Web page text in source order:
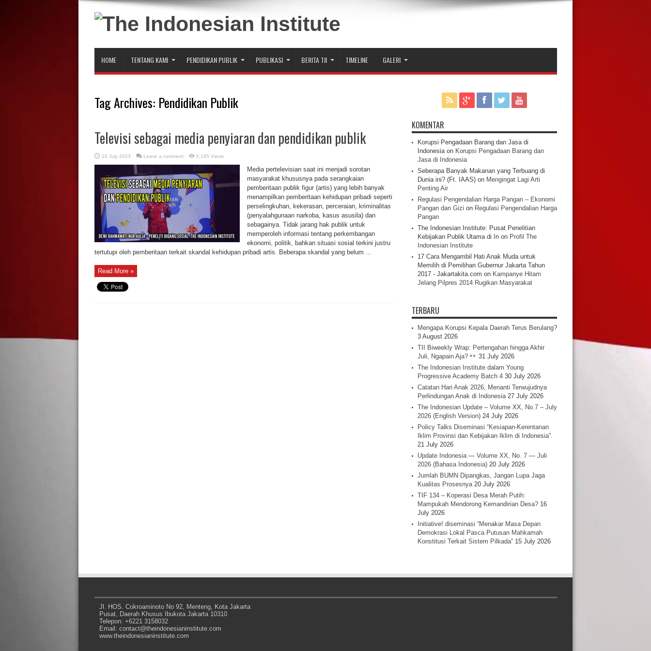
HOME TENTANG KAMI PENDIDIKAN PUBLIK PUBLIKASI BERITA TII TIMELINE GALERI
Tag Archives: Pendidikan Publik
Televisi sebagai media penyiaran dan pendidikan publik
10 July 2023 Leave a comment 5,195 Views
Media pertelevisian saat ini menjadi sorotan
masyarakat khususnya pada serangkaian
pemberitaan publik figur (artis) yang lebih banyak
menampilkan pemberitaan kehidupan pribadi seperti
perselingkuhan, kekerasan, perceraian, kriminalitas
(penyalahgunaan narkoba, kasus asusila) dan
sebagainya. Tidak jarang hak publik untuk
memperoleh informasi tentang perkembangan
ekonomi, politik, bahkan situasi sosial terkini justru
tertutupi oleh pemberitaan terkait skandal kehidupan pribadi artis. Beberapa skandal yang belum ...
Read More »
KOMENTAR
Korupsi Pengadaan Barang dan Jasa di
Indonesiaon Korupsi Pengadaan Barang dan
Jasa di Indonesia
Seberapa Banyak Makanan yang Terbuang di
Dunia ini? (Ft. IAAS)on Mengingat Lagi Arti
Penting Air
Regulasi Pengendalian Harga Pangan – Ekonomi
Pangan dan Gizi on Regulasi Pengendalian Harga
Pangan
The Indonesian Institute: Pusat Penelitian
Kebijakan Publik Utama di Inon Profil The
Indonesian Institute
17 Cara Mengambil Hati Anak Muda untuk
Memilih di Pemilihan Gubernur Jakarta Tahun
2017 - Jakartakita.com on Kampanye Hitam
Jelang Pilpres 2014 Rugikan Masyarakat
TERBARU
Mengapa Korupsi Kepala Daerah Terus Berulang?
3 August 2026
TII Biweekly Wrap: Pertengahan hingga Akhir
Juli, Ngapain Aja?
31 July 2026
The Indonesian Institute dalam Young
Progressive Academy Batch 4 30 July 2026
Catatan Hari Anak 2026, Menanti Terwujudnya
Perlindungan Anak di Indonesia 27 July 2026
The Indonesian Update – Volume XX, No.7 – July
2026 (English Version) 24 July 2026
Policy Talks Diseminasi “Kesiapan-Kerentanan
Iklim Provinsi dan Kebijakan Iklim di Indonesia”.
21 July 2026
Update Indonesia — Volume XX, No. 7 — Juli
2026 (Bahasa Indonesia) 20 July 2026
Jumlah BUMN Dipangkas, Jangan Lupa Jaga
Kualitas Prosesnya 20 July 2026
TIF 134 – Koperasi Desa Merah Putih:
Mampukah Mendorong Kemandirian Desa? 16
July 2026
Initiative! diseminasi “Menakar Masa Depan
Demokrasi Lokal Pasca Putusan Mahkamah
Konstitusi Terkait Sistem Pilkada” 15 July 2026
Jl. HOS. Cokroaminoto No 92, Menteng, Kota Jakarta
Pusat, Daerah Khusus Ibukota Jakarta 10310
Telepon: +6221 3158032
Email: contact@theindonesianinstitute.com
www.theindonesianinstitute.com